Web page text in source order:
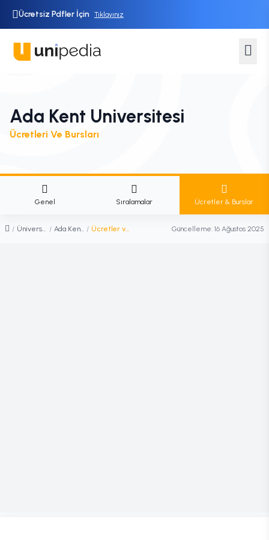
Ücretsiz Pdfler İçin Tıklayınız
Ada Kent Universitesi
Ücretleri Ve Bursları
Genel Sıralamalar Ücretler & Burslar
/ Üniversiteler / Ada Kent Üniversitesi / Ücretler ve Burslar Güncelleme: 16 Ağustos 2025